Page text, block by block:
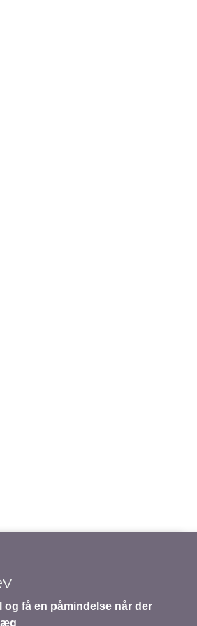
og få en påmindelse når der